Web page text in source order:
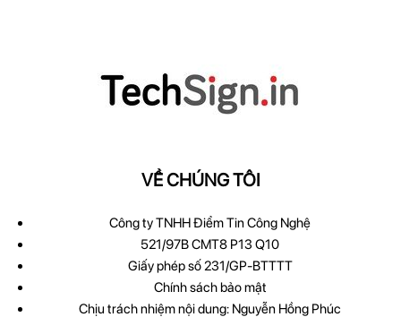
VỀ CHÚNG TÔI
Công ty TNHH Điểm Tin Công Nghệ
521/97B CMT8 P13 Q10
Giấy phép số 231/GP-BTTTT
Chính sách bảo mật
Chịu trách nhiệm nội dung: Nguyễn Hồng Phúc